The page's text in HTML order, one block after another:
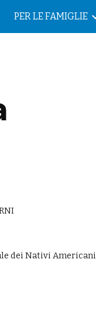
PER LE FAMIGLIE
dei Nativi Americani